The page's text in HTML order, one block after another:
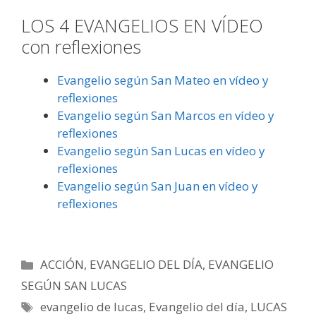
LOS 4 EVANGELIOS EN VÍDEO
con reflexiones
Evangelio según San Mateo en vídeo y
reflexiones
Evangelio según San Marcos en vídeo y
reflexiones
Evangelio según San Lucas en vídeo y
reflexiones
Evangelio según San Juan en vídeo y
reflexiones
Categorías
ACCIÓN, EVANGELIO DEL DÍA, EVANGELIO
SEGÚN SAN LUCAS
Etiquetas
evangelio de lucas, Evangelio del día, LUCAS